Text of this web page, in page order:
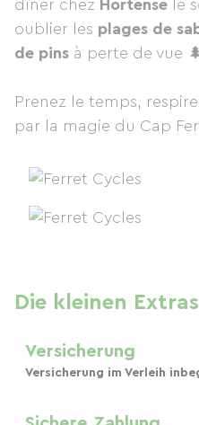
dîner chez Hortense le
oublier les plages de
de pins à perte de vue
Prenez le temps,
par la magie du Cap
Die kleinen Extras
Versicherung
Versicherung im Verleih